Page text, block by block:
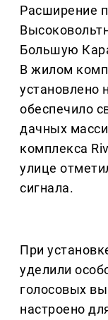
Расширение
Большую
В жилом
установлено
обеспечило
дачных
комплекса
улице
сигнала.
При
уделили
голосовых
настроено